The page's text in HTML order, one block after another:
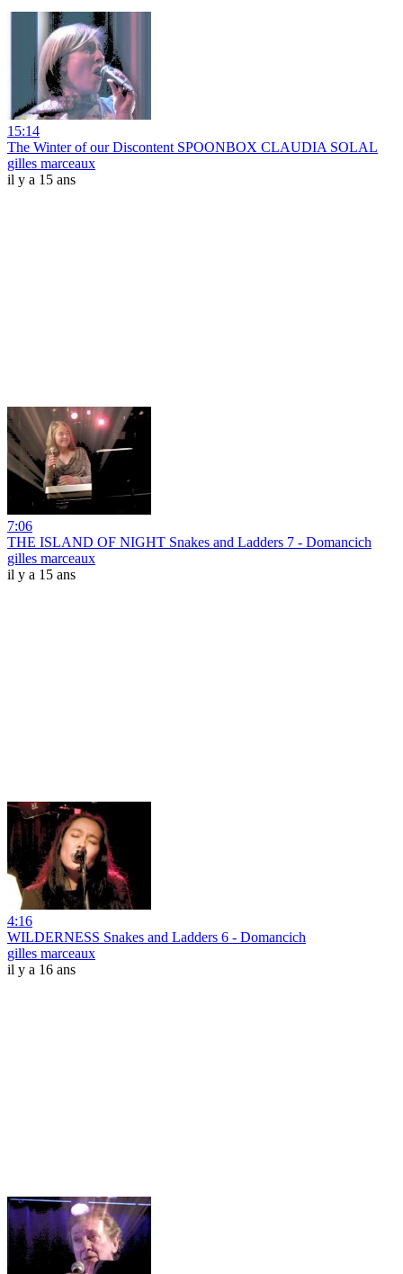
15:14
The Winter of our Discontent SPOONBOX CLAUDIA SOLAL
gilles marceaux
il y a 15 ans
7:06
THE ISLAND OF NIGHT Snakes and Ladders 7 - Domancich
gilles marceaux
il y a 15 ans
4:16
WILDERNESS Snakes and Ladders 6 - Domancich
gilles marceaux
il y a 16 ans